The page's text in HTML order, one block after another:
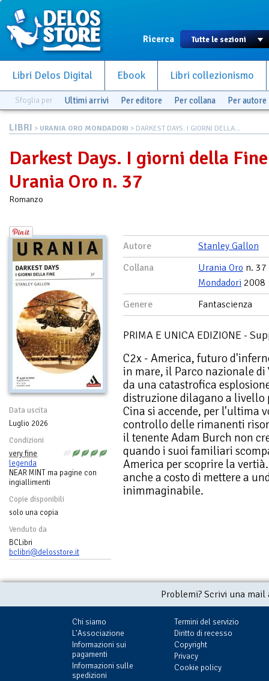
Ricerca
Libri Delos Digital Ebook Libri collezionismo
Sfoglia per Ultimi arrivi Per editore Per collana Per autore
LIBRI > URANIA ORO MONDADORI > DARKEST DAYS. I GIORNI DELLA...
Darkest Days. I giorni della
Urania Oro n. 37
Romanzo
Data uscita
Luglio 2026
Condizioni
very fine
legenda
NEAR MINT ma pagine con
ingiallimenti
Copie disponibili
solo una copia
Venduto da
BCLibri
bclibri@delosstore.it
Autore
Stanley Gallon
Collana
Urania Oro n. 37
Mondadori 2008
Genere
Fantascienza
PRIMA E UNICA EDIZIONE -
C2x - America, futuro
in mare, il Parco nazionale di
da una catastrofica
distruzione dilagano a livello
Cina si accende, per l'ultima
controllo delle rimanenti
il tenente Adam Burch non
quando i suoi familiari
America per scoprire la
anche a costo di mettere a
inimmaginabile.
Problemi? Scrivi una
Chi siamo
L'Associazione
Informazioni sui
pagamenti
Informazioni sulle
spedizioni
Termini del servizio
Diritto di recesso
Copyright
Privacy
Cookie policy